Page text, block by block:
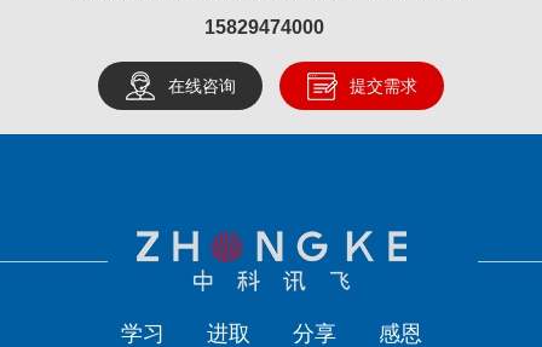
15829474000
在线咨询 提交需求
学习 进取 分享 感恩